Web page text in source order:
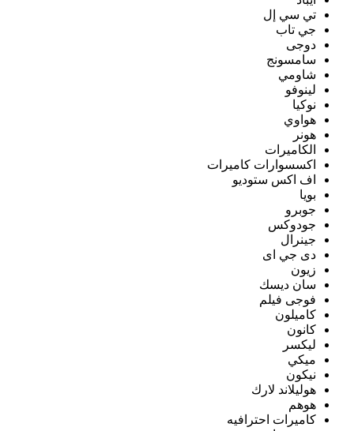
تي سي إل
جي تاب
دوجى
سامسونج
شاومي
لينوفو
نوكيا
هواوي
هونر
الكاميرات
اكسسوارات كاميرات
اف اكس ستوديو
بويا
جوبرو
جودوكس
جينرال
دى جي اى
زيون
سان ديسك
فوجى فيلم
كاميلون
كانون
ليكسر
ميكي
نيكون
هوليلاند لارك
هوهم
كاميرات احترافيه